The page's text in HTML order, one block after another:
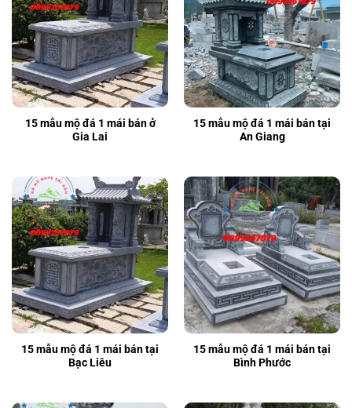
15 mẫu mộ đá 1 mái bán ở
Gia Lai
15 mẫu mộ đá 1 mái bán tại
An Giang
15 mẫu mộ đá 1 mái bán tại
Bạc Liêu
15 mẫu mộ đá 1 mái bán tại
Bình Phước